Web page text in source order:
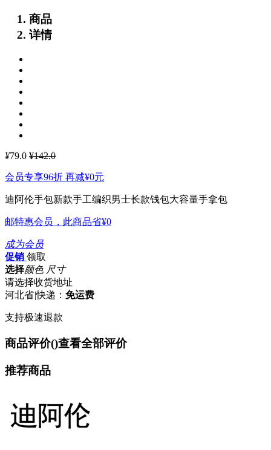
商品
详情
¥79.0 ¥142.0
会员专享96折 再减¥0元
迪阿伦手包新款手工编织男士长款钱包大容量手拿包
邮特惠会员，此商品省¥0
成为会员
促销 领取
选择颜色 尺寸
请选择收货地址
河北省|快递： 免运费
支持极速退款
商品评价()查看全部评价
推荐商品